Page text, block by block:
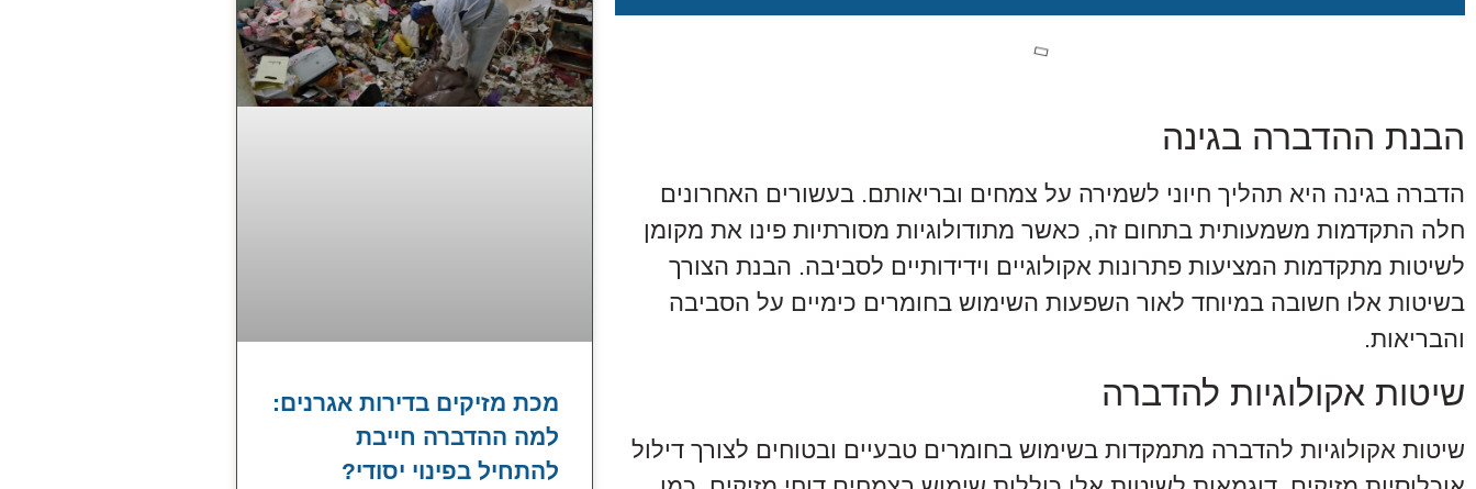
הבנת ההדברה בגינה
הדברה בגינה היא תהליך חיוני לשמירה על צמחים ובריאותם. בעשורים האחרונים
חלה התקדמות משמעותית בתחום זה, כאשר מתודולוגיות מסורתיות פינו את מקומן
לשיטות מתקדמות המציעות פתרונות אקולוגיים וידידותיים לסביבה. הבנת הצורך
בשיטות אלו חשובה במיוחד לאור השפעות השימוש בחומרים כימיים על הסביבה
והבריאות.
שיטות אקולוגיות להדברה
שיטות אקולוגיות להדברה מתמקדות בשימוש בחומרים טבעיים ובטוחים לצורך דילול
מכת מזיקים בדירות אגרנים:
למה ההדברה חייבת
להתחיל בפינוי יסודי?